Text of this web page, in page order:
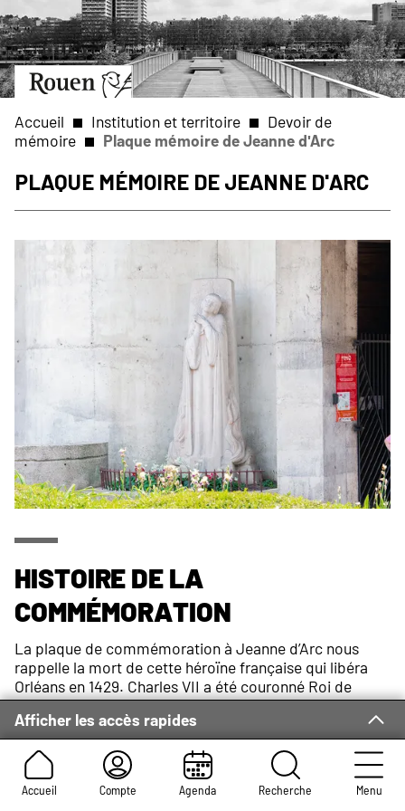
Aller
au
contenu
principal
Aller
à
la
page
d’accueil
Slide
1
of
1
Accueil Compte Agenda Recherche Menu
Fil
d'Ariane
Accueil Institution et territoire
Devoir de
mémoire
Plaque mémoire de Jeanne d'Arc
Plaque mémoire de Jeanne d'Arc
Afficher les accès rapides
Histoire de la
commémoration
La plaque de commémoration à Jeanne d’Arc nous
rappelle la mort de cette héroïne française qui libéra
Orléans en 1429. Charles VII a été couronné Roi de
France grâce à elle en la cathédrale de Reims, après lui
avoir confié une petite armée. Plus généralement,
Jeanne d’Arc a sauvé la France de l’occupation des
Anglais lors de la Guerre de Cent Ans.
Jeanne d’Arc fut faite prisonnière par les Bourguignons